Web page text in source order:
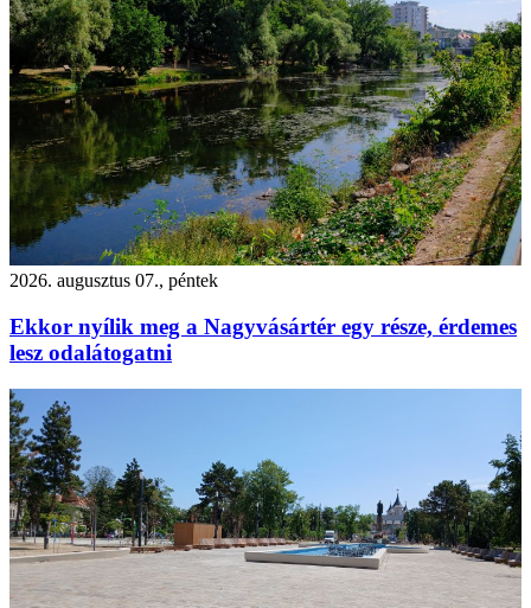
2026. augusztus 07., péntek
Ekkor nyílik meg a Nagyvásártér egy része, érdemes
lesz odalátogatni